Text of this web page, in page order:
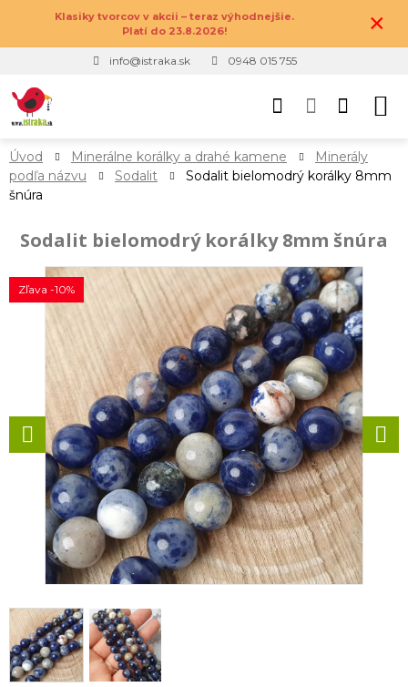
Klasiky tvorcov v akcii – teraz výhodnejšie.
Platí do 23.8.2026!
×
info@istraka.sk 0948 015 755
Úvod Minerálne korálky a drahé kamene
Minerály
podľa názvu
Sodalit
Sodalit bielomodrý korálky 8mm
šnúra
Sodalit bielomodrý korálky 8mm šnúra
Zľava -10%